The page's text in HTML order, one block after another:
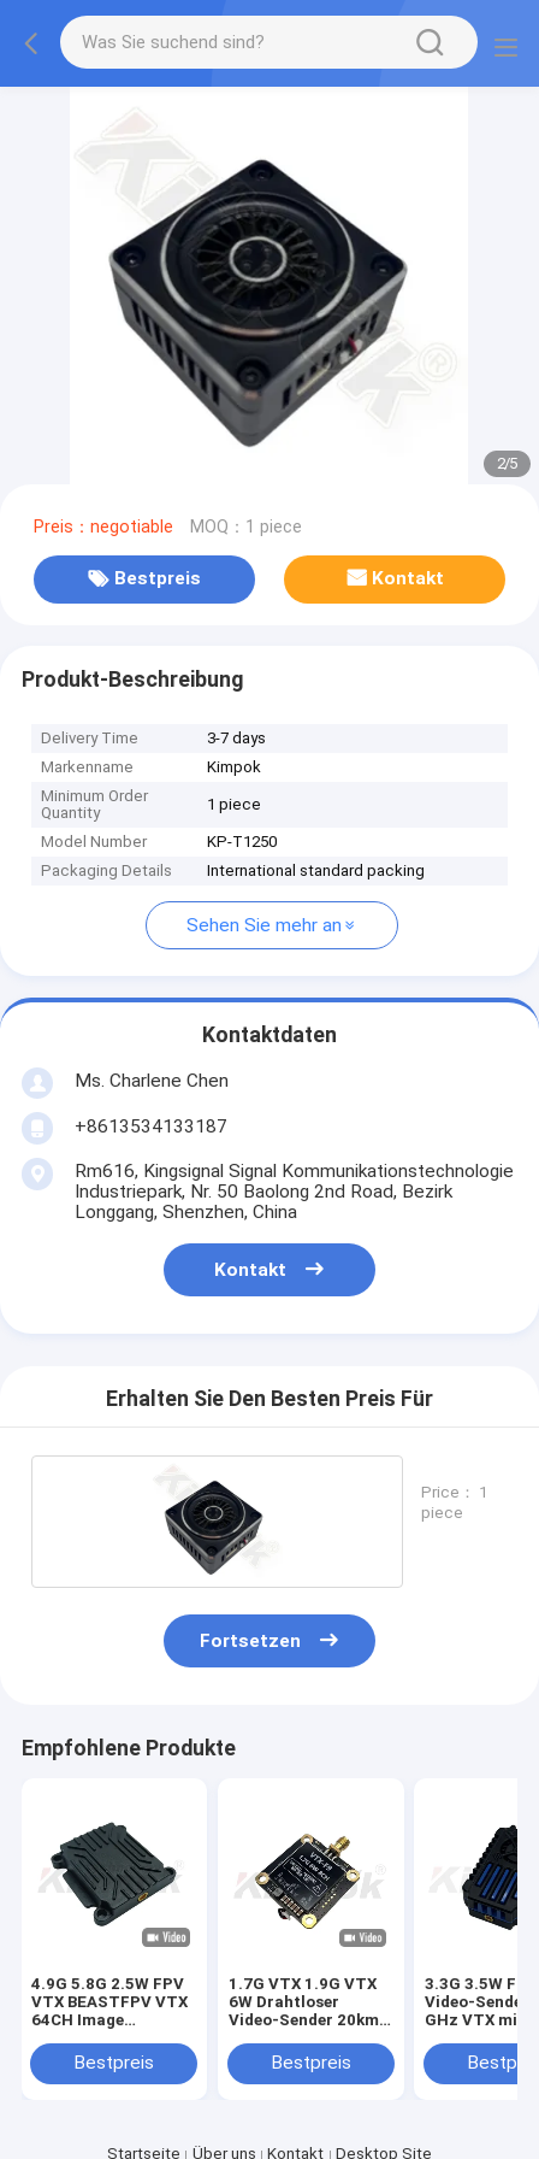
2/5
Preis：negotiable MOQ：1 piece
Bestpreis Kontakt
Produkt-Beschreibung
Delivery Time
3-7 days
Markenname
Kimpok
Minimum Order
Quantity
1 piece
Model Number
KP-T1250
Packaging Details
International standard packing
Sehen Sie mehr an
Kontaktdaten
Ms. Charlene Chen
+8613534133187
Rm616, Kingsignal Signal Kommunikationstechnologie
Industriepark, Nr. 50 Baolong 2nd Road, Bezirk
Longgang, Shenzhen, China
Kontakt
Erhalten Sie Den Besten Preis Für
Price： 1
piece
Fortsetzen
Empfohlene Produkte
4.9G 5.8G 2.5W FPV
VTX BEASTFPV VTX
64CH Image
Accessories
Bestpreis
1.7G VTX 1.9G VTX
6W Drahtloser
Video-Sender 20km
Bildübertragung
Bestpreis
3.3G 3.5W
Video-Sender
GHz VTX mit
25mW/
FPV VTX
Startseite Über uns Kontakt Desktop Site